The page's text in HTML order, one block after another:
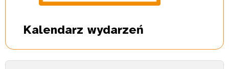
Kalendarz wydarzeń